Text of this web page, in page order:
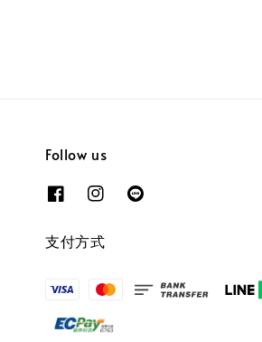
Follow us
支付方式